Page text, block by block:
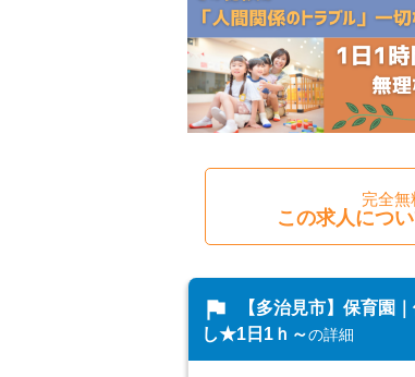
完全無
この求人につ
flag
【多治見市】保育園
し★1日1ｈ～の詳細